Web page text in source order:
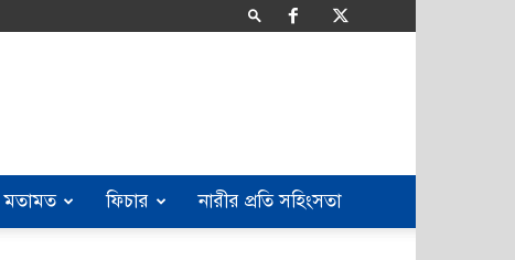
মতামত ফিচার নারীর প্রতি সহিংসতা